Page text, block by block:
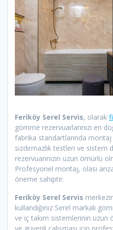
Feriköy Serel Servis, olarak
gömme rezervuarlarınızı en
fabrika standartlarında
sızdırmazlık testleri ve
rezervuarınızın uzun ömürlü
Profesyonel montaj, olası
öneme sahiptir.
Feriköy Serel Servis
kullandığınız Serel markalı
ve iç takım sistemlerinin uzun
ve güvenli çalışması için